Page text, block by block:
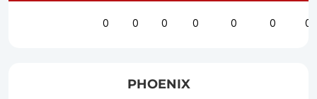
0 0 0 0 0 0 0
PHOENIX